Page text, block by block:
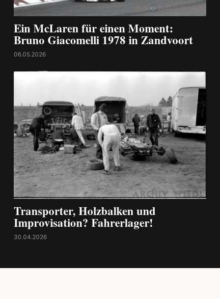
Ein McLaren für einen Moment:
Bruno Giacomelli 1978 in Zandvoort
06.05.2026
Transporter, Holzbalken und
Improvisation? Fahrerlager!
30.04.2026